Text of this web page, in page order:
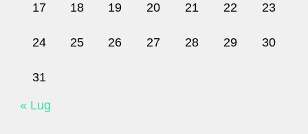
17 18 19 20 21 22 23
24 25 26 27 28 29 30
31
« Lug